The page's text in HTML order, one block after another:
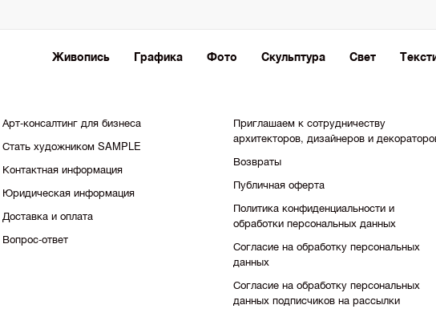
Живопись Графика Фото Скульптура Свет
Арт-консалтинг для бизнеса
Стать художником SAMPLE
Контактная информация
Юридическая информация
Доставка и оплата
Вопрос-ответ
Приглашаем к сотрудничеству
архитекторов, дизайнеров и
Возвраты
Публичная оферта
Политика конфиденциальности и
обработки персональных данных
Согласие на обработку персональных
данных
Согласие на обработку персональных
данных подписчиков на рассылки